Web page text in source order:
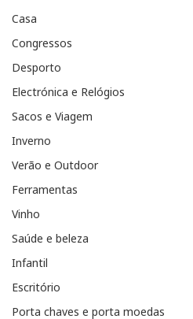
Casa
Congressos
Desporto
Electrónica e Relógios
Sacos e Viagem
Inverno
Verão e Outdoor
Ferramentas
Vinho
Saúde e beleza
Infantil
Escritório
Porta chaves e porta moedas